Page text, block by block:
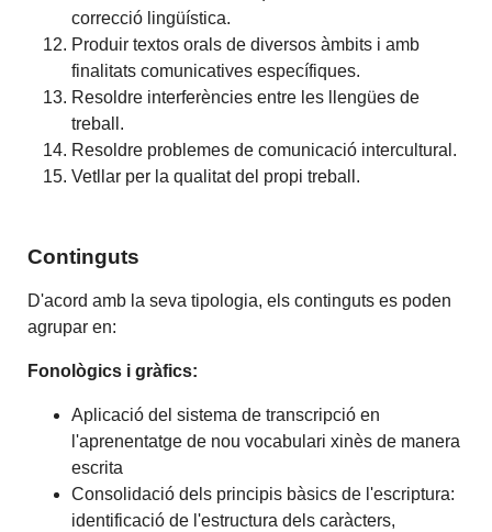
correcció lingüística.
Produir textos orals de diversos àmbits i amb
finalitats comunicatives específiques.
Resoldre interferències entre les llengües de
treball.
Resoldre problemes de comunicació intercultural.
Vetllar per la qualitat del propi treball.
Continguts
D'acord amb la seva tipologia, els continguts es poden
agrupar en:
Fonològics i gràfics:
Aplicació del sistema de transcripció en
l'aprenentatge de nou vocabulari xinès de manera
escrita
Consolidació dels principis bàsics de l'escriptura:
identificació de l'estructura dels caràcters,